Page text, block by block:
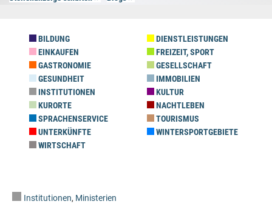
BILDUNG
DIENSTLEISTUNGEN
EINKAUFEN
FREIZEIT, SPORT
GASTRONOMIE
GESELLSCHAFT
GESUNDHEIT
IMMOBILIEN
INSTITUTIONEN
KULTUR
KURORTE
NACHTLEBEN
SPRACHENSERVICE
TOURISMUS
UNTERKÜNFTE
WINTERSPORTGEBIETE
WIRTSCHAFT
Institutionen, Ministerien